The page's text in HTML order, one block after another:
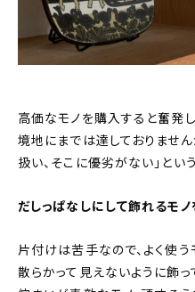
高価なモノを購入すると奮発し
境地にまでは達しておりませ
扱い、そこに優劣がない」とい
だしっぱなしにして飾れるモノ
片付けは苦手なので、よく使
散らかって見えないように飾っ